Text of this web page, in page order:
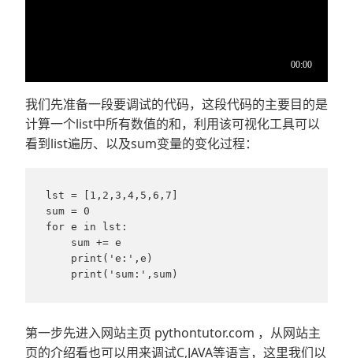
我们先准备一段要调试的代码，这段代码的主要目的是
计算一个list中所有数值的和，利用该可视化工具可以
看到list遍历、以及sum变量的变化过程：
lst = [1,2,3,4,5,6,7]
sum = 0
for e in lst:
    print('sum:',sum)
第一步先进入网站主页 pythontutor.com ，从网站主
页的介绍看也可以用来调试C,JAVA等语言，这里我们以